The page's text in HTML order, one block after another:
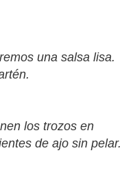
una salsa lisa.
los trozos en
de ajo sin pelar.